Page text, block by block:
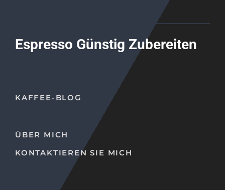
Espresso Günstig Zubereiten
KAFFEE-BLOG
ÜBER MICH
KONTAKTIEREN SIE MICH